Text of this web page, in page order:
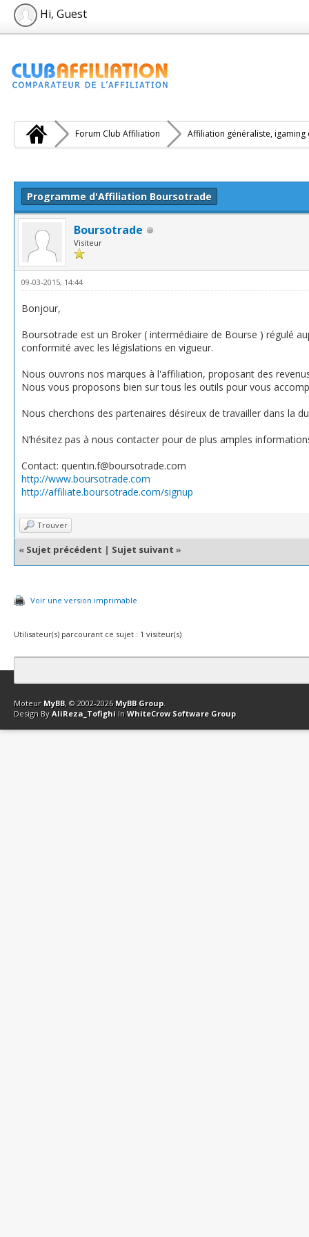
Hi, Guest
Forum Club Affiliation Affiliation généraliste, igaming
Programme d'Affiliation Boursotrade
Boursotrade
Visiteur
09-03-2015, 14:44
Bonjour,
Boursotrade est un Broker ( intermédiaire de Bourse ) régulé
conformité avec les législations en vigueur.
Nous ouvrons nos marques à l'affiliation, proposant des
Nous vous proposons bien sur tous les outils pour vous
Nous cherchons des partenaires désireux de travailler dans la
N’hésitez pas à nous contacter pour de plus amples
Contact: quentin.f@boursotrade.com
http://www.boursotrade.com
http://affiliate.boursotrade.com/signup
Trouver
« Sujet précédent | Sujet suivant »
Voir une version imprimable
Utilisateur(s) parcourant ce sujet : 1 visiteur(s)
Contact Club Affiliation Retourner en haut Version bas-débit
Moteur MyBB, © 2002-2026 MyBB Group.
Design By AliReza_Tofighi In WhiteCrow Software Group.